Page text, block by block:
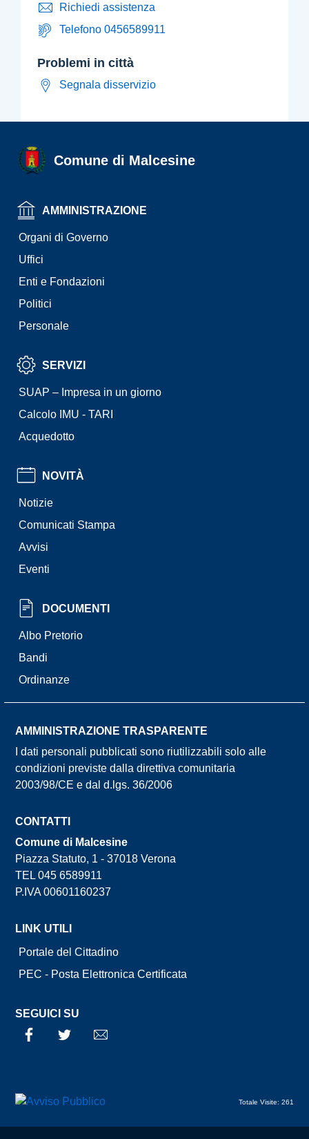
Richiedi assistenza
Telefono 0456589911
problemi in città
Segnala disservizio
Comune di Malcesine
AMMINISTRAZIONE
Organi di Governo
Uffici
Enti e Fondazioni
Politici
Personale
SERVIZI
SUAP – Impresa in un giorno
Calcolo IMU - TARI
Acquedotto
NOVITÀ
Notizie
Comunicati Stampa
Avvisi
Eventi
DOCUMENTI
Albo Pretorio
Bandi
Ordinanze
AMMINISTRAZIONE TRASPARENTE
I dati personali pubblicati sono riutilizzabili solo alle
condizioni previste dalla direttiva comunitaria
2003/98/CE e dal d.lgs. 36/2006
CONTATTI
Comune di Malcesine
Piazza Statuto, 1 - 37018 Verona
TEL 045 6589911
P.IVA 00601160237
LINK UTILI
Portale del Cittadino
PEC - Posta Elettronica Certificata
SEGUICI SU
FacebookTwitter
Totale Visite: 261